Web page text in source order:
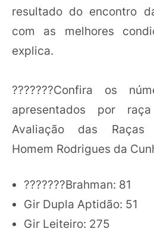
resultado do encontro
com as melhores
explica.
???????Confira os
apresentados por
Avaliação das Raças
Homem Rodrigues da
???????Brahman: 81
Gir Dupla Aptidão: 51
Gir Leiteiro: 275